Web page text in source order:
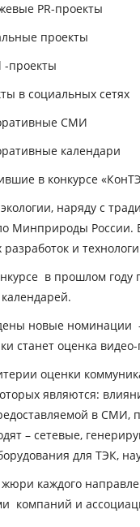
PR-проекты
проекты
социальных сетях
СМИ
календари
в конкурсе
наряду с
Минприроды России.
и
в прошлом
новые номинации
станет оценка
оценки
являются:
в СМИ,
– сетевые,
для ТЭК,
каждого
компаний и